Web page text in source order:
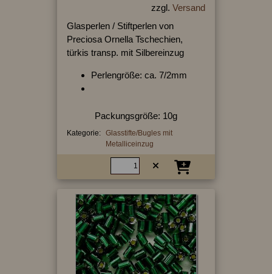
zzgl. Versand
Glasperlen / Stiftperlen von
Preciosa Ornella Tschechien,
türkis transp. mit Silbereinzug
Perlengröße: ca. 7/2mm
Packungsgröße: 10g
Kategorie: Glasstifte/Bugles mit
Metalliceinzug